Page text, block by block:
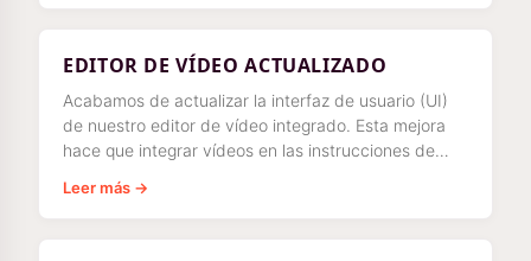
EDITOR DE VÍDEO ACTUALIZADO
Acabamos de actualizar la interfaz de usuario (UI)
de nuestro editor de vídeo integrado. Esta mejora
hace que integrar vídeos en las instrucciones de
Leer más →